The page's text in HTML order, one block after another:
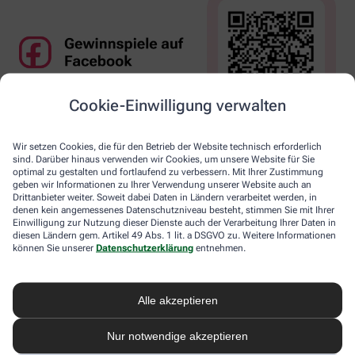
Cookie-Einwilligung verwalten
Wir setzen Cookies, die für den Betrieb der Website technisch erforderlich
sind. Darüber hinaus verwenden wir Cookies, um unsere Website für Sie
optimal zu gestalten und fortlaufend zu verbessern. Mit Ihrer Zustimmung
geben wir Informationen zu Ihrer Verwendung unserer Website auch an
Drittanbieter weiter. Soweit dabei Daten in Ländern verarbeitet werden, in
denen kein angemessenes Datenschutzniveau besteht, stimmen Sie mit Ihrer
Einwilligung zur Nutzung dieser Dienste auch der Verarbeitung Ihrer Daten in
diesen Ländern gem. Artikel 49 Abs. 1 lit. a DSGVO zu. Weitere Informationen
können Sie unserer Datenschutzerklärung entnehmen.
Alle akzeptieren
Nur notwendige akzeptieren